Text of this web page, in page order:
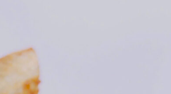
FAQ
FEEDBACK